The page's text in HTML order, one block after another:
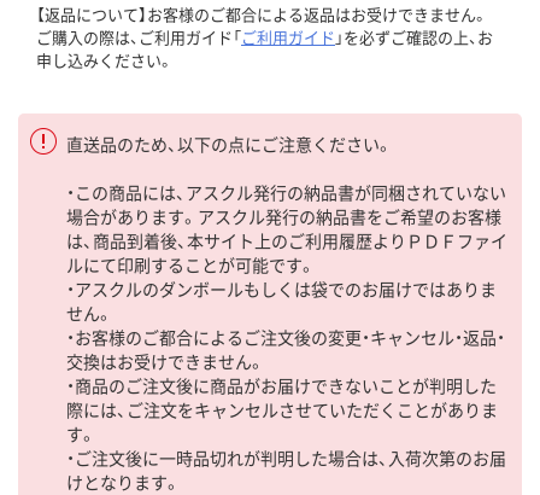
【返品について】お客様のご都合による返品はお受けできません。
ご購入の際は、ご利用ガイド「ご利用ガイド 」を必ずご確認の上、お
申し込みください。
直送品のため、以下の点にご注意ください。
・この商品には、アスクル発行の納品書が同梱されていない
場合があります。アスクル発行の納品書をご希望のお客様
は、商品到着後、本サイト上のご利用履歴よりＰＤＦファイ
ルにて印刷することが可能です。
・アスクルのダンボールもしくは袋でのお届けではありま
せん。
・お客様のご都合によるご注文後の変更・キャンセル・返品・
交換はお受けできません。
・商品のご注文後に商品がお届けできないことが判明した
際には、ご注文をキャンセルさせていただくことがありま
す。
・ご注文後に一時品切れが判明した場合は、入荷次第のお届
けとなります。